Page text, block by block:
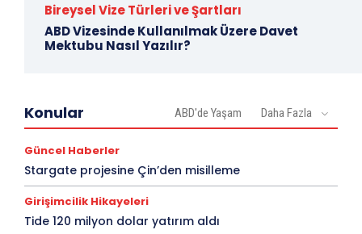
Bireysel Vize Türleri ve Şartları
ABD Vizesinde Kullanılmak Üzere Davet
Mektubu Nasıl Yazılır?
Konular ABD'de Yaşam Daha Fazla
Güncel Haberler
Stargate projesine Çin’den misilleme
Girişimcilik Hikayeleri
Tide 120 milyon dolar yatırım aldı